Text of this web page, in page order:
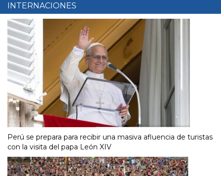
INTERNACIONES
Perú se prepara para recibir una masiva afluencia de turistas
con la visita del papa León XIV